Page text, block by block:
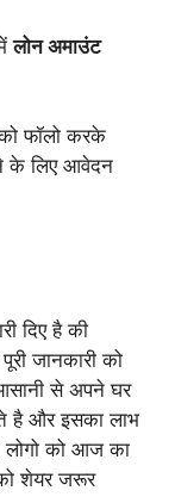
लोन अमाउंट
फॉलो करके
के लिए आवेदन
दिए है की
जानकारी को
से अपने घर
है और इसका लाभ
लोगो को आज का
शेयर जरूर